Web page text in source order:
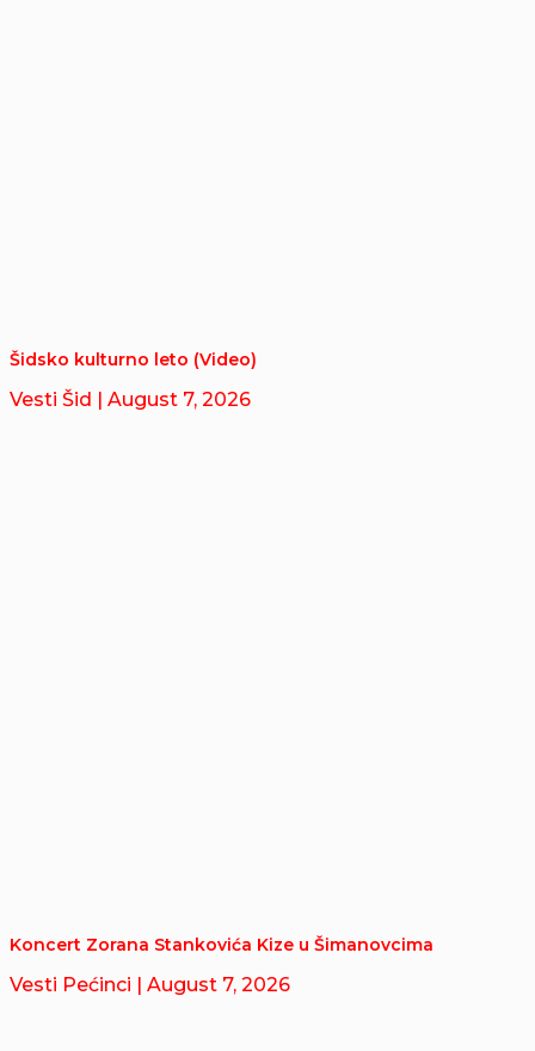
Šidsko kulturno leto (Video)
Vesti Šid | August 7, 2026
Koncert Zorana Stankovića Kize u Šimanovcima
Vesti Pećinci | August 7, 2026